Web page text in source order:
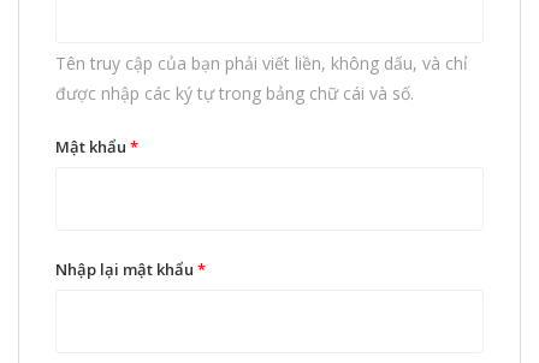
Tên truy cập của bạn phải viết liền, không dấu, và chỉ
được nhập các ký tự trong bảng chữ cái và số.
Mật khẩu *
Nhập lại mật khẩu *